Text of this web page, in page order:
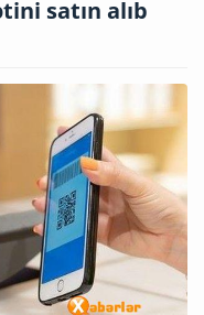
satın alıb